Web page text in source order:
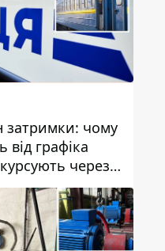
затримки: чому
від графіка
через